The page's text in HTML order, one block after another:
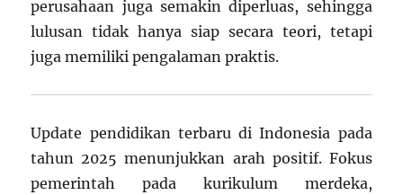
perusahaan juga semakin diperluas, sehingga
lulusan tidak hanya siap secara teori, tetapi
juga memiliki pengalaman praktis.
Update pendidikan terbaru di Indonesia pada
tahun 2025 menunjukkan arah positif. Fokus
pemerintah pada kurikulum merdeka,